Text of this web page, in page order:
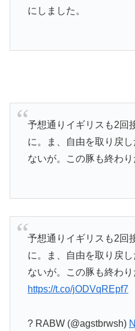
にしました。
予想通りイギリスも2回
に。ま、自由を取り戻
ないが。この豚も終わり
予想通りイギリスも2回
に。ま、自由を取り戻
ないが。この豚も終わり
https://t.co/jODVqREpf7
? RABW (@agstbrwsh)